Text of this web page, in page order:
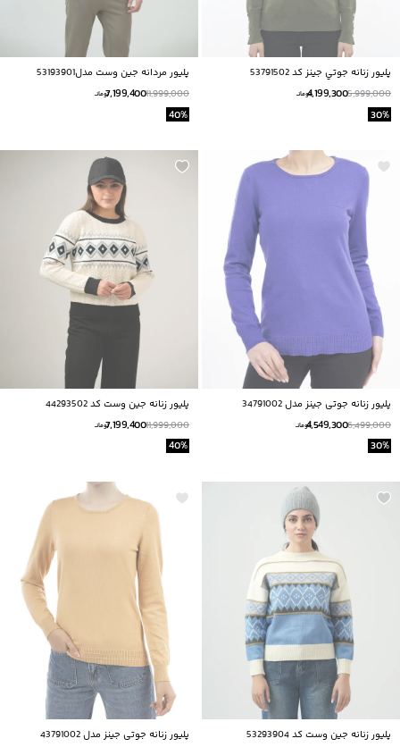
پليور زنانه جوتي جينز كد 53791502
5,999,000
4,199,300تومانــ
30%
پليور مردانه جين وست مدل53193901
11,999,000
7,199,400تومانــ
40%
پلیور زنانه جوتی جینز مدل 34791002
6,499,000
4,549,300تومانــ
30%
پليور زنانه جين وست كد 44293502
11,999,000
7,199,400تومانــ
40%
پليور زنانه جين وست كد 53293904
پلیور زنانه جوتی جینز مدل 43791002